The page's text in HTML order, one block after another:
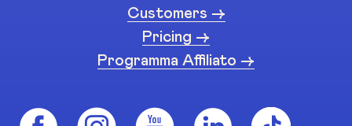
Customers ->
Pricing ->
Programma Affiliato ->